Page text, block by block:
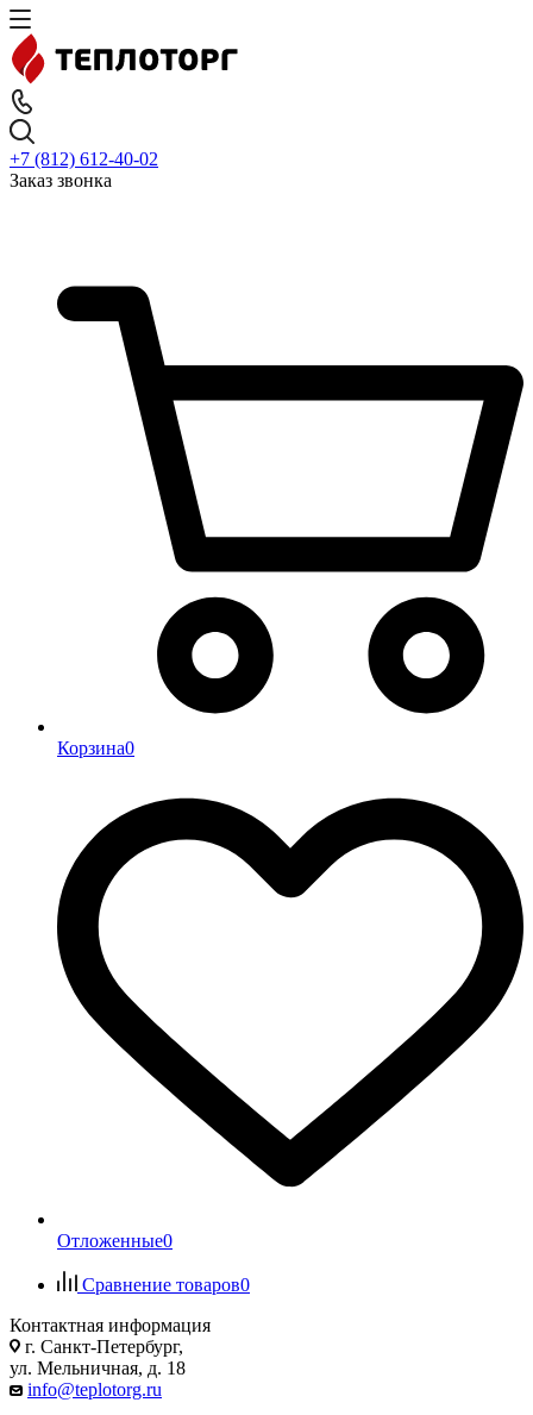
+7 (812) 612-40-02
Заказ звонка
Корзина0
Отложенные0
Сравнение товаров0
Контактная информация
г. Санкт-Петербург,
ул. Мельничная, д. 18
info@teplotorg.ru